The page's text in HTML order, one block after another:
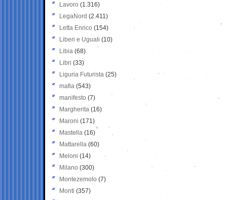
Lavoro (1.316)
LegaNord (2.411)
Letta Enrico (154)
Liberi e Uguali (10)
Libia (68)
Libri (33)
Liguria Futurista (25)
mafia (543)
manifesto (7)
Margherita (16)
Maroni (171)
Mastella (16)
Mattarella (60)
Meloni (14)
Milano (300)
Montezemolo (7)
Monti (357)